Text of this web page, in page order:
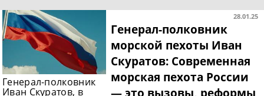
28.01.25
Генерал-полковник
морской пехоты Иван
Скуратов: Современная
морская пехота России
— это вызовы, реформы
Генерал-полковник
Иван Скуратов, в